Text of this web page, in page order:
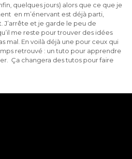
quelques jours) alors que ce que je
en m’énervant est déjà parti,
J’arrête et je garde le peu de
me reste pour trouver des idées
mal. En voilà déjà une pour ceux qui
retrouvé : un tuto pour apprendre
Ça changera des tutos pour faire